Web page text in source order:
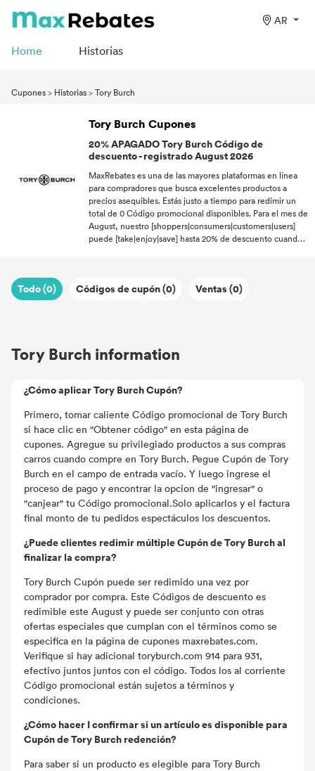
AR
Home Historias
Cupones> Historias>Tory Burch
Tory Burch Cupones
20% APAGADO Tory Burch Código de
descuento - registrado August 2026
MaxRebates es una de las mayores plataformas en línea
para compradores que busca excelentes productos a
precios asequibles. Estás justo a tiempo para redimir un
total de 0 Código promocional disponibles. Para el mes de
August, nuestro [shoppers|consumers|customers|users]
puede [take|enjoy|save] hasta 20% de descuento cuando
Código promocional, puede abrir un mundo de nuevas
Todo (0) Códigos de cupón (0) Ventas (0)
Tory Burch information
¿Cómo aplicar Tory Burch Cupón?
Primero, tomar caliente Código promocional de Tory Burch
si hace clic en "Obtener código" en esta página de
cupones. Agregue su privilegiado productos a sus compras
carros cuando compre en Tory Burch. Pegue Cupón de Tory
Burch en el campo de entrada vacío. Y luego ingrese el
proceso de pago y encontrar la opcion de "ingresar" o
"canjear" tu Código promocional.Solo aplicarlos y el factura
final monto de tu pedidos espectáculos los descuentos.
¿Puede clientes redimir múltiple Cupón de Tory Burch al
finalizar la compra?
Tory Burch Cupón puede ser redimido una vez por
comprador por compra. Este Códigos de descuento es
redimible este August y puede ser conjunto con otras
ofertas especiales que cumplan con el términos como se
especifica en la página de cupones maxrebates.com.
Verifique si hay adicional toryburch.com 914 para 931,
efectivo juntos juntos con el código. Todos los al corriente
Código promocional están sujetos a términos y
condiciones.
¿Cómo hacer I confirmar si un artículo es disponible para
Cupón de Tory Burch redención?
Para saber si un producto es elegible para Tory Burch